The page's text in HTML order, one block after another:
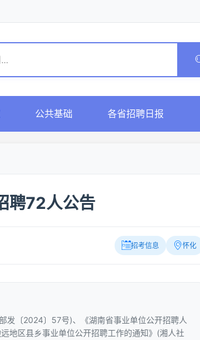
公共基础 各省招聘日报
聘72人公告
招考信息 怀化
发〔2024〕57号)、《湖南省事业单位公开招聘人
地区县乡事业单位公开招聘工作的通知》(湘人社